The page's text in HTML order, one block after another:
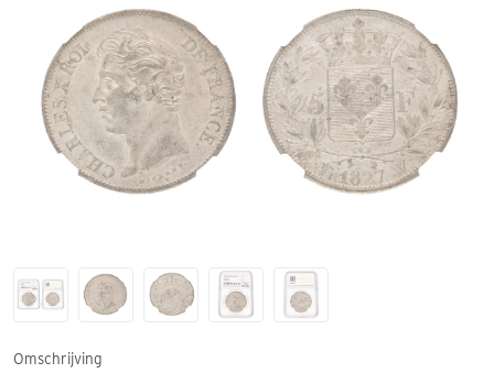
Omschrijving